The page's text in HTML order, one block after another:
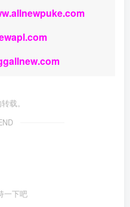
载。
一下吧